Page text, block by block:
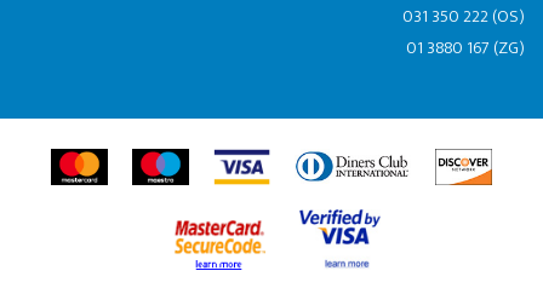
031 350 222 (OS)
01 3880 167 (ZG)